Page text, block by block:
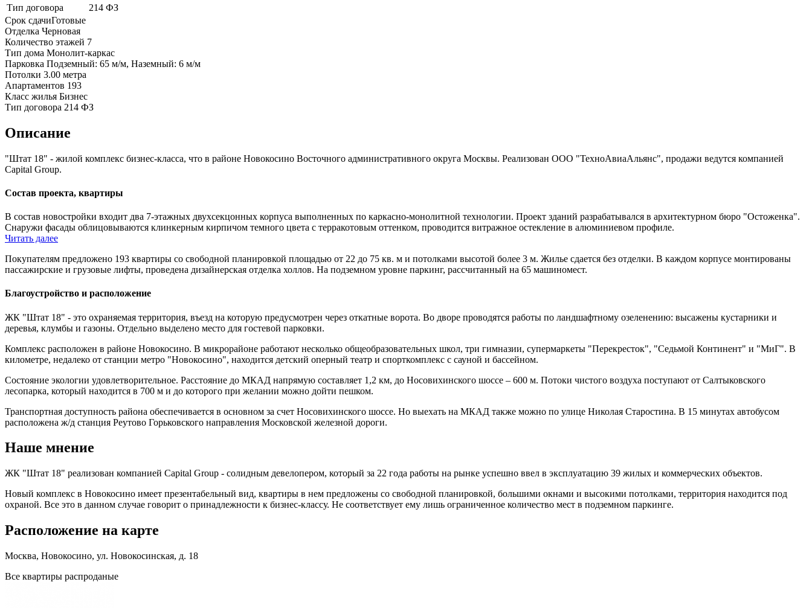
Тип договора
214 ФЗ
Срок сдачиГотовые
Отделка Черновая
Количество этажей 7
Тип дома Монолит-каркас
Парковка Подземный: 65 м/м, Наземный: 6 м/м
Потолки 3.00 метра
Апартаментов 193
Класс жилья Бизнес
Тип договора 214 ФЗ
Описание
"Штат 18" - жилой комплекс бизнес-класса, что в районе Новокосино Восточного административного округа Москвы. Реализован ООО "ТехноАвиаАльянс", продажи ведутся компанией
Capital Group.
Состав проекта, квартиры
В состав новостройки входит два 7-этажных двухсекцонных корпуса выполненных по каркасно-монолитной технологии. Проект зданий разрабатывался в архитектурном бюро "Остоженка".
Снаружи фасады облицовываются клинкерным кирпичом темного цвета с терракотовым оттенком, проводится витражное остекление в алюминиевом профиле.
Читать далее
Покупателям предложено 193 квартиры со свободной планировкой площадью от 22 до 75 кв. м и потолками высотой более 3 м. Жилье сдается без отделки. В каждом корпусе монтированы
пассажирские и грузовые лифты, проведена дизайнерская отделка холлов. На подземном уровне паркинг, рассчитанный на 65 машиномест.
Благоустройство и расположение
ЖК "Штат 18" - это охраняемая территория, въезд на которую предусмотрен через откатные ворота. Во дворе проводятся работы по ландшафтному озеленению: высажены кустарники и
деревья, клумбы и газоны. Отдельно выделено место для гостевой парковки.
Комплекс расположен в районе Новокосино. В микрорайоне работают несколько общеобразовательных школ, три гимназии, супермаркеты "Перекресток", "Седьмой Континент" и "МиГ". В
километре, недалеко от станции метро "Новокосино", находится детский оперный театр и спорткомплекс с сауной и бассейном.
Состояние экологии удовлетворительное. Расстояние до МКАД напрямую составляет 1,2 км, до Носовихинского шоссе – 600 м. Потоки чистого воздуха поступают от Салтыковского
лесопарка, который находится в 700 м и до которого при желании можно дойти пешком.
Транспортная доступность района обеспечивается в основном за счет Носовихинского шоссе. Но выехать на МКАД также можно по улице Николая Старостина. В 15 минутах автобусом
расположена ж/д станция Реутово Горьковского направления Московской железной дороги.
Наше мнение
ЖК "Штат 18" реализован компанией Capital Group - солидным девелопером, который за 22 года работы на рынке успешно ввел в эксплуатацию 39 жилых и коммерческих объектов.
Новый комплекс в Новокосино имеет презентабельный вид, квартиры в нем предложены со свободной планировкой, большими окнами и высокими потолками, территория находится под
охраной. Все это в данном случае говорит о принадлежности к бизнес-классу. Не соответствует ему лишь ограниченное количество мест в подземном паркинге.
Расположение на карте
Москва, Новокосино, ул. Новокосинская, д. 18
Все квартиры распроданые